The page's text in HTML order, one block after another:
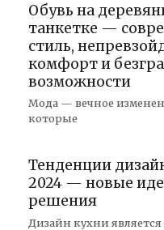
Обувь на
танкетке —
стиль,
комфорт и
возможности
Мода — вечное
которые
Тенденции
2024 — новые
решения
Дизайн кухни